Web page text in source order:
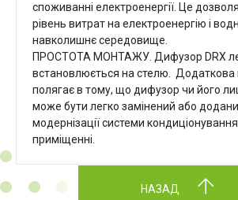
споживанні електроенергії. Це
рівень витрат на електроенергію і
навколишнє середовище.
ПРОСТОТА МОНТАЖУ. Дифузор DRX
встановлюється на стелю. Додаткова
полягає в тому, що дифузор чи його
може бути легко замінений або
модернізації системи
приміщенні.
НАЗАД